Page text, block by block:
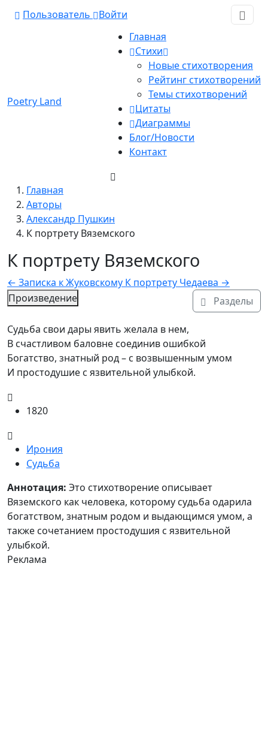
Пользователь Войти
Poetry Land
Главная
Стихи
Новые стихотворения
Рейтинг стихотворений
Темы стихотворений
Цитаты
Диаграммы
Блог/Новости
Контакт
Главная
Авторы
Александр Пушкин
К портрету Вяземского
К портрету Вяземского
← Записка к Жуковскому К портрету Чедаева →
Произведение
Разделы
Текст произведения
Судьба свои дары явить желала в нем,
В счастливом баловне соединив ошибкой
Богатство, знатный род – с возвышенным умом
И простодушие с язвительной улыбкой.
1820
Ирония
Судьба
Аннотация
Аннотация: Это стихотворение описывает
Вяземского как человека, которому судьба одарила
богатством, знатным родом и выдающимся умом, а
также сочетанием простодушия с язвительной
улыбкой.
Реклама